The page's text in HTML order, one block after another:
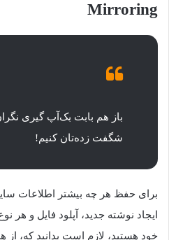
Mirroring
باز هم بابت بک‌آپ گیری
شگفت زده‌تان کنیم!
برای حفظ هر چه بیشتر اطلاعات
ایجاد نوشته جدید، آپلود فایل و هر
خود هستید، لازم است بدانید که، از